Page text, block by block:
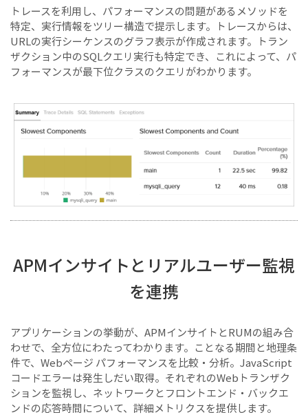
トレースを利用し、パフォーマンスの問題があるメソッドを
特定、実行情報をツリー構造で提示します。トレースからは、
URLの実行シーケンスのグラフ表示が作成されます。トラン
ザクション中のSQLクエリ実行も特定でき、これによって、パ
フォーマンスが最下位クラスのクエリがわかります。
APMインサイトとリアルユーザー監視
を連携
アプリケーションの挙動が、APMインサイトとRUMの組み合
わせで、全方位にわたってわかります。ことなる期間と地理条
件で、Webページ パフォーマンスを比較・分析。JavaScript
コードエラーは発生しだい取得。それぞれのWebトランザク
ションを監視し、ネットワークとフロントエンド・バックエ
ンドの応答時間について、詳細メトリクスを提供します。